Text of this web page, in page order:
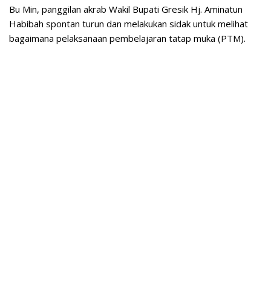
Bu Min, panggilan akrab Wakil Bupati Gresik Hj. Aminatun
Habibah spontan turun dan melakukan sidak untuk melihat
bagaimana pelaksanaan pembelajaran tatap muka (PTM).